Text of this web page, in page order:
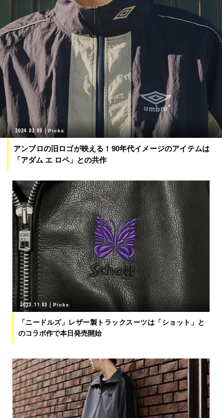
2024.02.03 Picks
アンブロの旧ロゴが映える！90年代イメージのアイテムは
「アダム エ ロペ」との共作
2023.11.03 Picks
「ニードルズ」レザー製トラックスーツは「ショット」と
のコラボ作で本日発売開始